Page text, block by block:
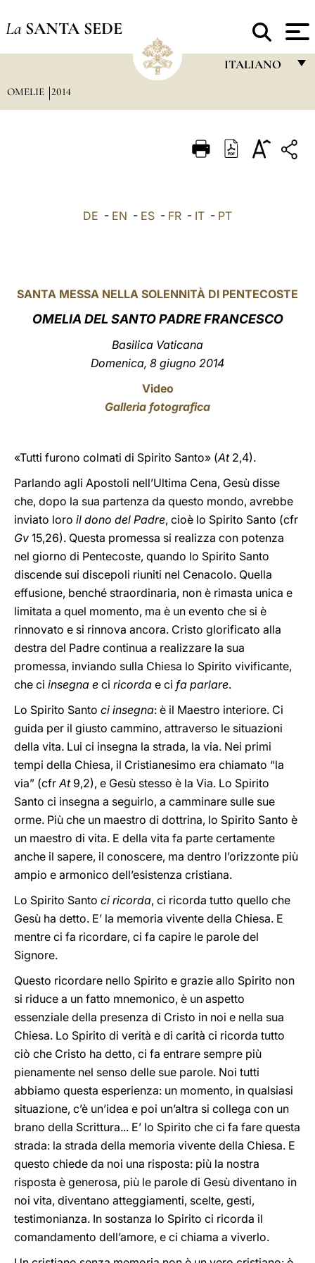
La SANTA SEDE
ITALIANO
ITALIANO
中文
OMELIE 2014
DE - EN - ES - FR - IT - PT
SANTA MESSA NELLA SOLENNITÀ DI PENTECOSTE
OMELIA DEL SANTO PADRE FRANCESCO
Basilica Vaticana
Domenica, 8 giugno 2014
Video
Galleria fotografica
«Tutti furono colmati di Spirito Santo» (At2,4).
Parlando agli Apostoli nell’Ultima Cena, Gesù disse
che, dopo la sua partenza da questo mondo, avrebbe
inviato loro il dono del Padre, cioè lo Spirito Santo (cfr
Gv 15,26). Questa promessa si realizza con potenza
nel giorno di Pentecoste, quando lo Spirito Santo
discende sui discepoli riuniti nel Cenacolo. Quella
effusione, benché straordinaria, non è rimasta unica e
limitata a quel momento, ma è un evento che si è
rinnovato e si rinnova ancora. Cristo glorificato alla
destra del Padre continua a realizzare la sua
promessa, inviando sulla Chiesa lo Spirito vivificante,
che ci insegna e ci ricorda e ci fa parlare.
Lo Spirito Santo ci insegna: è il Maestro interiore. Ci
guida per il giusto cammino, attraverso le situazioni
della vita. Lui ci insegna la strada, la via. Nei primi
tempi della Chiesa, il Cristianesimo era chiamato “la
via” (cfrAt9,2), e Gesù stesso è la Via. Lo Spirito
Santo ci insegna a seguirlo, a camminare sulle sue
orme. Più che un maestro di dottrina, lo Spirito Santo è
un maestro di vita. E della vita fa parte certamente
anche il sapere, il conoscere, ma dentro l’orizzonte più
ampio e armonico dell’esistenza cristiana.
Lo Spirito Santo ci ricorda, ci ricorda tutto quello che
Gesù ha detto. E’ la memoria vivente della Chiesa. E
mentre ci fa ricordare, ci fa capire le parole del
Signore.
Questo ricordare nello Spirito e grazie allo Spirito non
si riduce a un fatto mnemonico, è un aspetto
essenziale della presenza di Cristo in noi e nella sua
Chiesa. Lo Spirito di verità e di carità ci ricorda tutto
ciò che Cristo ha detto, ci fa entrare sempre più
pienamente nel senso delle sue parole. Noi tutti
abbiamo questa esperienza: un momento, in qualsiasi
situazione, c’è un’idea e poi un’altra si collega con un
brano della Scrittura... E’ lo Spirito che ci fa fare questa
strada: la strada della memoria vivente della Chiesa. E
questo chiede da noi una risposta: più la nostra
risposta è generosa, più le parole di Gesù diventano in
noi vita, diventano atteggiamenti, scelte, gesti,
testimonianza. In sostanza lo Spirito ci ricorda il
comandamento dell’amore, e ci chiama a viverlo.